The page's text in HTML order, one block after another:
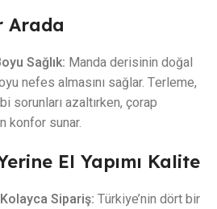
Arada
Sağlık: Manda derisinin doğal
nefes almasını sağlar. Terleme,
sorunları azaltırken, çorap
konfor sunar.
El Yapımı Kalite
Sipariş: Türkiye’nin dört bir